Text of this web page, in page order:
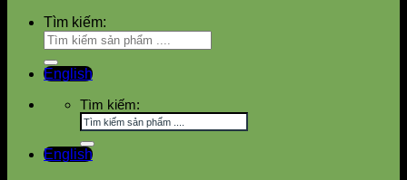
Tìm kiếm:
English
Tìm kiếm:
English